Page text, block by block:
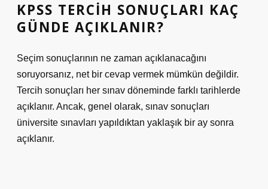
KPSS TERCIH SONUÇLARI KAÇ
GÜNDE AÇIKLANIR?
Seçim sonuçlarının ne zaman açıklanacağını
soruyorsanız, net bir cevap vermek mümkün değildir.
Tercih sonuçları her sınav döneminde farklı tarihlerde
açıklanır. Ancak, genel olarak, sınav sonuçları
üniversite sınavları yapıldıktan yaklaşık bir ay sonra
açıklanır.